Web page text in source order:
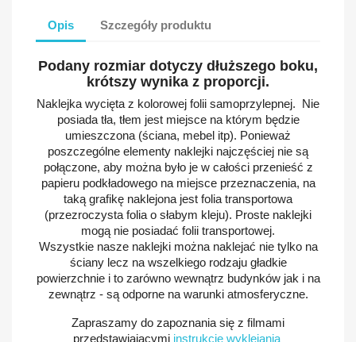
Opis Szczegóły produktu
Podany rozmiar dotyczy dłuższego boku,
krótszy wynika z proporcji.
Naklejka wycięta z kolorowej folii samoprzylepnej. Nie
posiada tła, tłem jest miejsce na którym będzie
umieszczona (ściana, mebel itp). Ponieważ
poszczególne elementy naklejki najczęściej nie są
połączone, aby można było je w całości przenieść z
papieru podkładowego na miejsce przeznaczenia, na
taką grafikę naklejona jest folia transportowa
(przezroczysta folia o słabym kleju). Proste naklejki
mogą nie posiadać folii transportowej.
Wszystkie nasze naklejki można naklejać nie tylko na
ściany lecz na wszelkiego rodzaju gładkie
powierzchnie i to zarówno wewnątrz budynków jak i na
zewnątrz - są odporne na warunki atmosferyczne.
Zapraszamy do zapoznania się z filmami
przedstawiającymi instrukcje wyklejania